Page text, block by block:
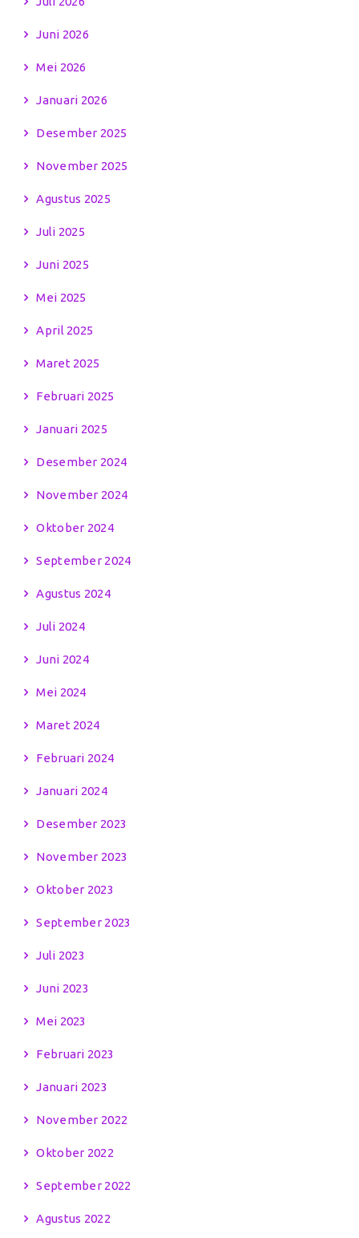
Juni 2026
Mei 2026
Januari 2026
Desember 2025
November 2025
Agustus 2025
Juli 2025
Juni 2025
Mei 2025
April 2025
Maret 2025
Februari 2025
Januari 2025
Desember 2024
November 2024
Oktober 2024
September 2024
Agustus 2024
Juli 2024
Juni 2024
Mei 2024
Maret 2024
Februari 2024
Januari 2024
Desember 2023
November 2023
Oktober 2023
September 2023
Juli 2023
Juni 2023
Mei 2023
Februari 2023
Januari 2023
November 2022
Oktober 2022
September 2022
Agustus 2022